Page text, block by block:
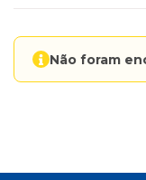
Não foram